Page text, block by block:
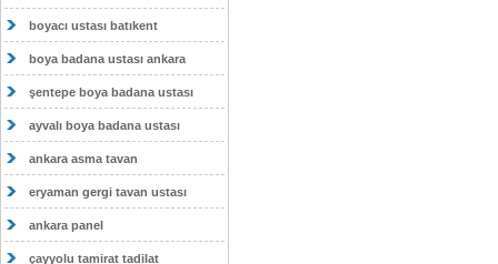
boyacı ustası batıkent
boya badana ustası ankara
şentepe boya badana ustası
ayvalı boya badana ustası
ankara asma tavan
eryaman gergi tavan ustası
ankara panel
çayyolu tamirat tadilat